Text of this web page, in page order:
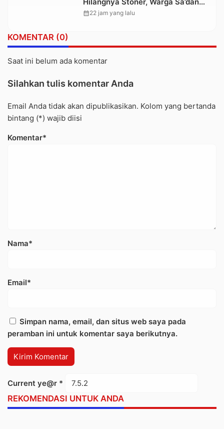
Hilangnya Stoner, Warga Sa’dan
Malimbong, DPRD dan Stakeholder
calendar_month22 jam yang lalu
KOMENTAR (0)
Saat ini belum ada komentar
Silahkan tulis komentar Anda
Email Anda tidak akan dipublikasikan. Kolom yang bertanda
bintang (*) wajib diisi
Komentar*
Nama*
Email*
Simpan nama, email, dan situs web saya pada
peramban ini untuk komentar saya berikutnya.
Current ye@r *
REKOMENDASI UNTUK ANDA